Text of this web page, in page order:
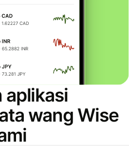
aplikasi
wang Wise